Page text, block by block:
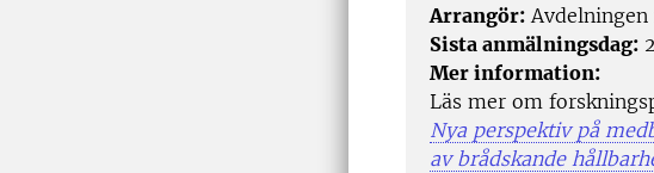
Arrangör:
Sista anmälningsdag:
Mer information:
Läs mer om
Nya perspektiv på
av brådskande